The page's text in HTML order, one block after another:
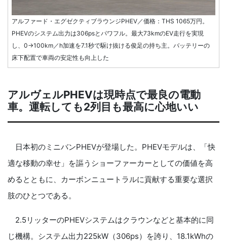
アルファード・エグゼクティブラウンジPHEV／価格：THS 1065万円。
PHEVのシステム出力は306psとパワフル。最大73kmのEV走行を実現
し、0→100km／h加速を7.1秒で駆け抜ける俊足の持ち主。バッテリーの
床下配置で車両の安定性も向上した
アルヴェルPHEVは現時点で最良の電動
車。運転しても2列目も最高に心地いい
日本初のミニバンPHEVが登場した。PHEVモデルは、「快
適な移動の幸せ」を謳うショーファーカーとしての価値を高
めるとともに、カーボンニュートラルに貢献する重要な選択
肢のひとつである。
2.5リッターのPHEVシステムはクラウンなどと基本的に同
じ機構。システム出力225kW（306ps）を誇り、18.1kWhの